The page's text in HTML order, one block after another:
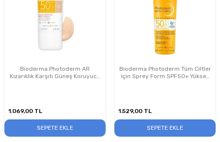
Bioderma Photoderm AR
Kızarıklık Karşıtı Güneş Koruyucu
1.069,00 TL
SEPETE EKLE
Bioderma Photoderm Tüm Ciltler
için Sprey Form SPF50+ Yüksek
1.529,00 TL
SEPETE EKLE